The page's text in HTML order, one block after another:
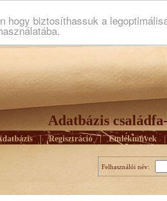
hogy biztosíthassuk a
Adatbázis
| Regisztráció | Emlékmûvek
Felhasználói név: